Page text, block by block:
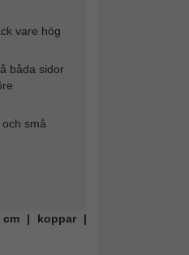
vare hög
båda sidor
små
cm | koppar |